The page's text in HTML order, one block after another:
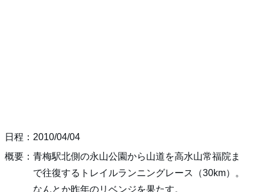
日程：2010/04/04
概要：青梅駅北側の永山公園から山道を高水山常福院ま
で往復するトレイルランニングレース（30km）。
なんとか昨年のリベンジを果たす。